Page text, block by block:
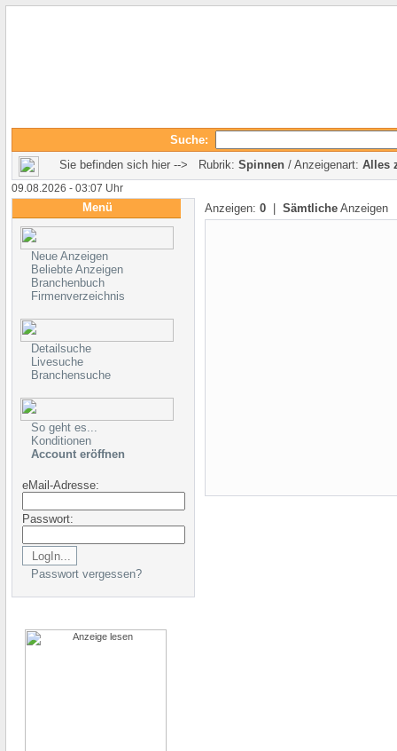
Suche:
Sie befinden sich hier --> Rubrik: Spinnen / Anzeigenart: Alles
09.08.2026 - 03:07 Uhr
Menü
Neue Anzeigen
Beliebte Anzeigen
Branchenbuch
Firmenverzeichnis
Detailsuche
Livesuche
Branchensuche
So geht es...
Konditionen
Account eröffnen
eMail-Adresse:
Passwort:
Passwort vergessen?
Anzeigen: 0 Sämtliche Anzeigen